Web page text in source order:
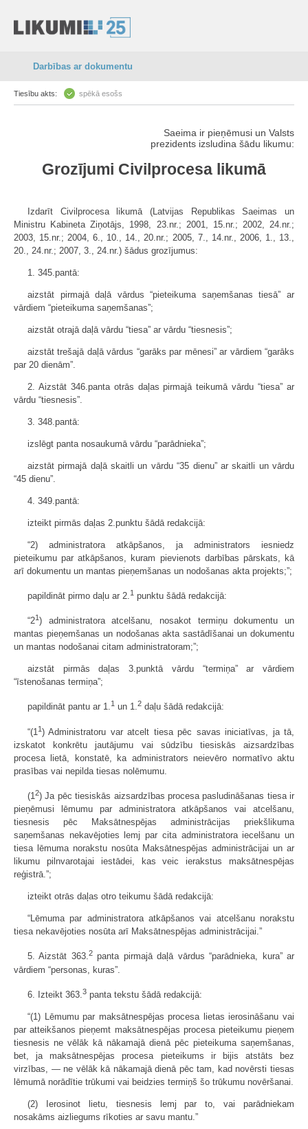
Darbības ar dokumentu
Tiesību akts: spēkā esošs
Saeima ir pieņēmusi un Valsts
prezidents izsludina šādu likumu:
Grozījumi Civilprocesa likumā
Izdarīt Civilprocesa likumā (Latvijas Republikas Saeimas un
Ministru Kabineta Ziņotājs, 1998, 23.nr.; 2001, 15.nr.; 2002, 24.nr.;
2003, 15.nr.; 2004, 6., 10., 14., 20.nr.; 2005, 7., 14.nr., 2006, 1., 13.,
20., 24.nr.; 2007, 3., 24.nr.) šādus grozījumus:
1. 345.pantā:
aizstāt pirmajā daļā vārdus “pieteikuma saņemšanas tiesā” ar
vārdiem “pieteikuma saņemšanas”;
aizstāt otrajā daļā vārdu “tiesa” ar vārdu “tiesnesis”;
aizstāt trešajā daļā vārdus “garāks par mēnesi” ar vārdiem “garāks
par 20 dienām”.
2. Aizstāt 346.panta otrās daļas pirmajā teikumā vārdu “tiesa” ar
vārdu “tiesnesis”.
3. 348.pantā:
izslēgt panta nosaukumā vārdu “parādnieka”;
aizstāt pirmajā daļā skaitli un vārdu “35 dienu” ar skaitli un vārdu
“45 dienu”.
4. 349.pantā:
izteikt pirmās daļas 2.punktu šādā redakcijā:
“2) administratora atkāpšanos, ja administrators iesniedz
pieteikumu par atkāpšanos, kuram pievienots darbības pārskats, kā
arī dokumentu un mantas pieņemšanas un nodošanas akta projekts;”;
papildināt pirmo daļu ar 2.1 punktu šādā redakcijā:
“21) administratora atcelšanu, nosakot termiņu dokumentu un
mantas pieņemšanas un nodošanas akta sastādīšanai un dokumentu
un mantas nodošanai citam administratoram;”;
aizstāt pirmās daļas 3.punktā vārdu “termiņa” ar vārdiem
“īstenošanas termiņa”;
papildināt pantu ar 1.1 un 1.2 daļu šādā redakcijā:
“(11) Administratoru var atcelt tiesa pēc savas iniciatīvas, ja tā,
izskatot konkrētu jautājumu vai sūdzību tiesiskās aizsardzības
procesa lietā, konstatē, ka administrators neievēro normatīvo aktu
prasības vai nepilda tiesas nolēmumu.
(12) Ja pēc tiesiskās aizsardzības procesa pasludināšanas tiesa ir
pieņēmusi lēmumu par administratora atkāpšanos vai atcelšanu,
tiesnesis pēc Maksātnespējas administrācijas priekšlikuma
saņemšanas nekavējoties lemj par cita administratora iecelšanu un
tiesa lēmuma norakstu nosūta Maksātnespējas administrācijai un ar
likumu pilnvarotajai iestādei, kas veic ierakstus maksātnespējas
reģistrā.”;
izteikt otrās daļas otro teikumu šādā redakcijā:
“Lēmuma par administratora atkāpšanos vai atcelšanu norakstu
tiesa nekavējoties nosūta arī Maksātnespējas administrācijai.”
5. Aizstāt 363.2panta pirmajā daļā vārdus “parādnieka, kura” ar
vārdiem “personas, kuras”.
6. Izteikt 363.3 panta tekstu šādā redakcijā:
“(1) Lēmumu par maksātnespējas procesa lietas ierosināšanu vai
par atteikšanos pieņemt maksātnespējas procesa pieteikumu pieņem
tiesnesis ne vēlāk kā nākamajā dienā pēc pieteikuma saņemšanas,
bet, ja maksātnespējas procesa pieteikums ir bijis atstāts bez
virzības, — ne vēlāk kā nākamajā dienā pēc tam, kad novērsti tiesas
lēmumā norādītie trūkumi vai beidzies termiņš šo trūkumu novēršanai.
(2) Ierosinot lietu, tiesnesis lemj par to, vai parādniekam
nosakāms aizliegums rīkoties ar savu mantu.”